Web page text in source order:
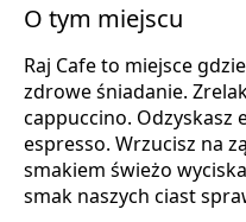
O tym miejscu
Raj Cafe to miejsce
zdrowe śniadanie.
cappuccino. Odzyskasz
espresso. Wrzucisz na
smakiem świeżo
smak naszych ciast